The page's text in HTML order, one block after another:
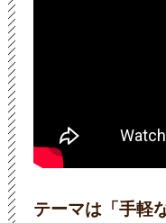
テーマは「手軽